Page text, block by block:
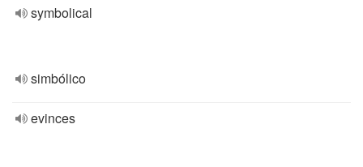
symbolical
simbólico
evinces